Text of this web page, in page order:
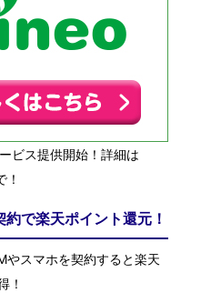
ビス提供開始！詳細は
！
で楽天ポイント還元！
やスマホを契約すると楽天
！